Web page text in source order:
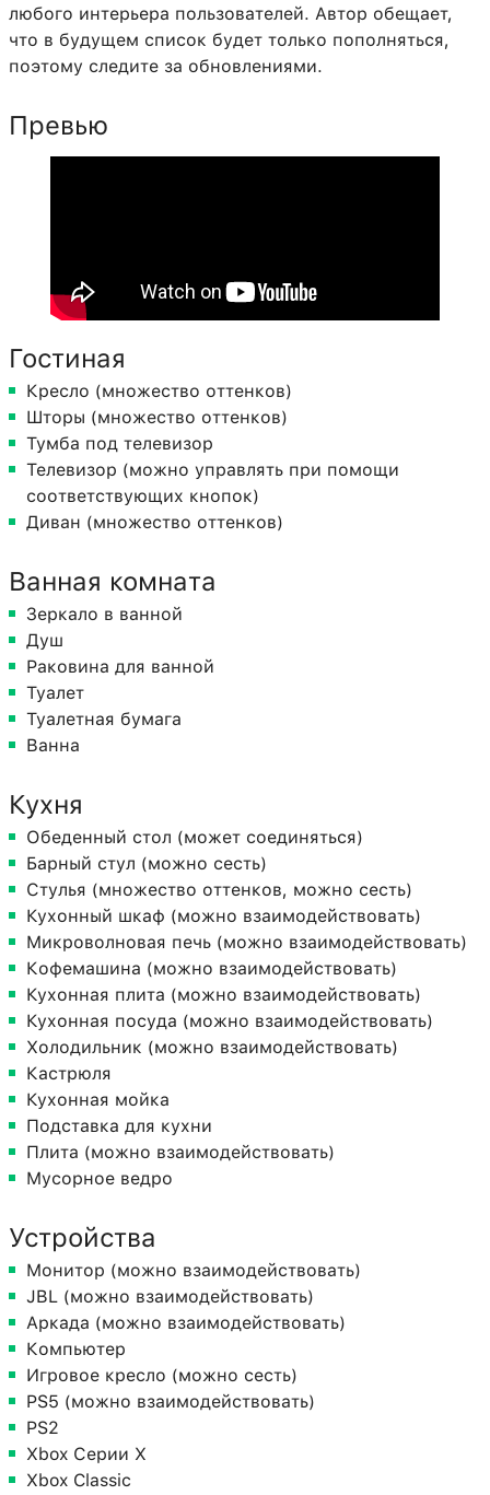
любого интерьера пользователей. Автор обещает,
что в будущем список будет только пополняться,
поэтому следите за обновлениями.
Превью
Гостиная
Кресло (множество оттенков)
Шторы (множество оттенков)
Тумба под телевизор
Телевизор (можно управлять при помощи
соответствующих кнопок)
Диван (множество оттенков)
Ванная комната
Зеркало в ванной
Душ
Раковина для ванной
Туалет
Туалетная бумага
Ванна
Кухня
Обеденный стол (может соединяться)
Барный стул (можно сесть)
Стулья (множество оттенков, можно сесть)
Кухонный шкаф (можно взаимодействовать)
Микроволновая печь (можно взаимодействовать)
Кофемашина (можно взаимодействовать)
Кухонная плита (можно взаимодействовать)
Кухонная посуда (можно взаимодействовать)
Холодильник (можно взаимодействовать)
Кастрюля
Кухонная мойка
Подставка для кухни
Плита (можно взаимодействовать)
Мусорное ведро
Устройства
Монитор (можно взаимодействовать)
JBL (можно взаимодействовать)
Аркада (можно взаимодействовать)
Компьютер
Игровое кресло (можно сесть)
PS5 (можно взаимодействовать)
PS2
Xbox Серии X
Xbox Classic